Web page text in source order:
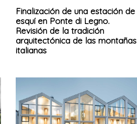
Finalización de una estación de
esquí en Ponte di Legno.
Revisión de la tradición
arquitectónica de las montañas
italianas